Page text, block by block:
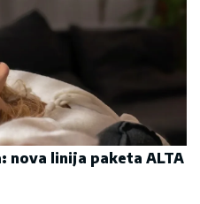
nova linija paketa ALTA